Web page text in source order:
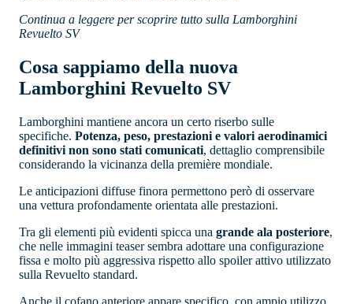
Continua a leggere per scoprire tutto sulla Lamborghini
Revuelto SV
Cosa sappiamo della nuova
Lamborghini Revuelto SV
Lamborghini mantiene ancora un certo riserbo sulle
specifiche. Potenza, peso, prestazioni e valori aerodinamici
definitivi non sono stati comunicati, dettaglio comprensibile
considerando la vicinanza della première mondiale.
Le anticipazioni diffuse finora permettono però di osservare
una vettura profondamente orientata alle prestazioni.
Tra gli elementi più evidenti spicca una grande ala posteriore,
che nelle immagini teaser sembra adottare una configurazione
fissa e molto più aggressiva rispetto allo spoiler attivo utilizzato
sulla Revuelto standard.
Anche il cofano anteriore appare specifico, con ampio utilizzo